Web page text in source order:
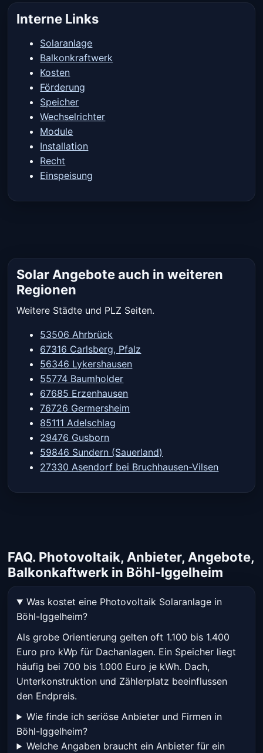
Interne Links
Solaranlage
Balkonkraftwerk
Kosten
Förderung
Speicher
Wechselrichter
Module
Installation
Recht
Einspeisung
Solar Angebote auch in weiteren
Regionen
Weitere Städte und PLZ Seiten.
53506 Ahrbrück
67316 Carlsberg, Pfalz
56346 Lykershausen
55774 Baumholder
67685 Erzenhausen
76726 Germersheim
85111 Adelschlag
29476 Gusborn
59846 Sundern (Sauerland)
27330 Asendorf bei Bruchhausen-Vilsen
FAQ. Photovoltaik, Anbieter, Angebote,
Balkonkaftwerk in Böhl-Iggelheim
Was kostet eine Photovoltaik Solaranlage in
Böhl-Iggelheim?
Als grobe Orientierung gelten oft 1.100 bis 1.400
Euro pro kWp für Dachanlagen. Ein Speicher liegt
häufig bei 700 bis 1.000 Euro je kWh. Dach,
Unterkonstruktion und Zählerplatz beeinflussen
den Endpreis.
Wie finde ich seriöse Anbieter und Firmen in
Böhl-Iggelheim?
Welche Angaben braucht ein Anbieter für ein